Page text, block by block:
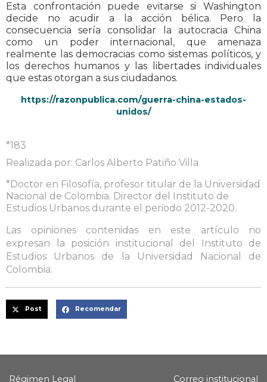
Esta confrontación puede evitarse si Washington
decide no acudir a la acción bélica. Pero la
consecuencia sería consolidar la autocracia China
como un poder internacional, que amenaza
realmente las democracias como sistemas políticos, y
los derechos humanos y las libertades individuales
que estas otorgan a sus ciudadanos.
https://razonpublica.com/guerra-china-estados-
unidos/
*183
Realizada por: Carlos Alberto Patiño Villa
*Doctor en Filosofía, profesor titular de la Universidad
Nacional de Colombia. Director del Instituto de
Estudios Urbanos durante el periodo 2012-2020.
Las opiniones contenidas en este artículo no
expresan la posición institucional del Instituto de
Estudios Urbanos de la Universidad Nacional de
Colombia.
Post Recomendar
Régimen Legal Correo institucional